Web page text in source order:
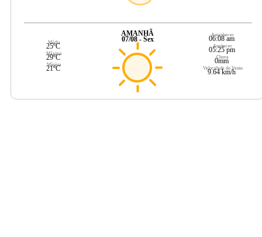
Média
25ºC
Máxima
29ºC
Mínima
21ºC
AMANHÃ
07/08 - Sex
Amanhecer
06:08 am
Anoitecer
05:25 pm
Chuva
0mm
Velocidade do Vento
9.64 km/h